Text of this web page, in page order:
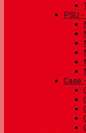
PSU
Case